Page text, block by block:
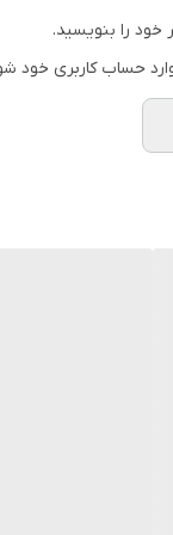
را بنویسید.
حساب کاربری خود